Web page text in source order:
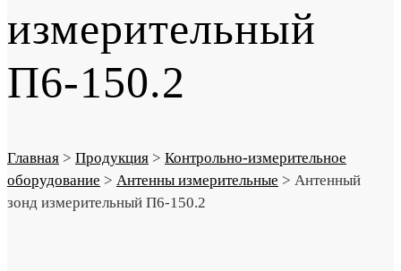
измерительный
П6-150.2
Главная > Продукция > Контрольно-измерительное
оборудование > Антенны измерительные > Антенный
зонд измерительный П6-150.2